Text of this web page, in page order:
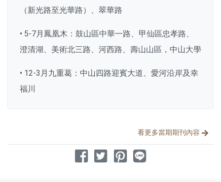
（新光路至光華路）、翠華路
• 5-7月鳳凰木：鼓山區中華一路、甲仙區忠孝路、
澄清湖、美術北三路、河西路、壽山山區，中山大學
• 12-3月九重葛：中山四路迎賓大道、愛河沿岸及幸
福川
看更多當期期刊內容
分享文章
分享到 Facebook
分享到 Twitter
分享到 Pinterest
分享到 Line